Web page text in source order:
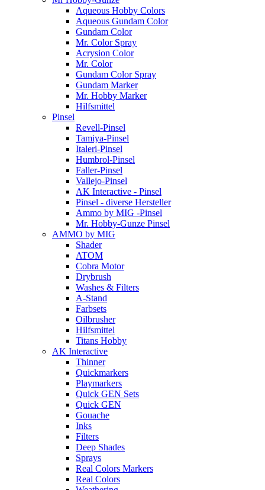
Aqueous Hobby Colors
Aqueous Gundam Color
Gundam Color
Mr. Color Spray
Acrysion Color
Mr. Color
Gundam Color Spray
Gundam Marker
Mr. Hobby Marker
Hilfsmittel
Pinsel
Revell-Pinsel
Tamiya-Pinsel
Italeri-Pinsel
Humbrol-Pinsel
Faller-Pinsel
Vallejo-Pinsel
AK Interactive - Pinsel
Pinsel - diverse Hersteller
Ammo by MIG -Pinsel
Mr. Hobby-Gunze Pinsel
AMMO by MIG
Shader
ATOM
Cobra Motor
Drybrush
Washes & Filters
A-Stand
Farbsets
Oilbrusher
Hilfsmittel
Titans Hobby
AK Interactive
Thinner
Quickmarkers
Playmarkers
Quick GEN Sets
Quick GEN
Gouache
Inks
Filters
Deep Shades
Sprays
Real Colors Markers
Real Colors